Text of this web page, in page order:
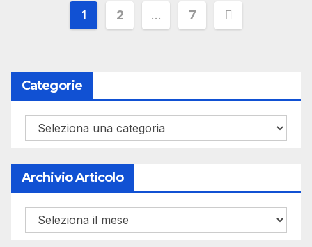
Paginazione
articoli
1 2 … 7
Categorie
Categorie
Archivio Articolo
Archivio
Articolo